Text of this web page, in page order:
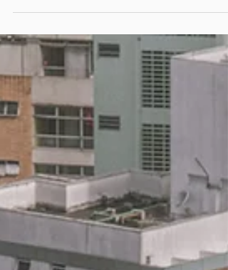
tenha escolhido ir. Também nunca fui fã de
vídeos; detesto TikTok e todos os
de pessoas falando sobre como se faz sei
o quê ou contando qualquer coisa sobre
qualquer assunto que chegam até nós sem
que saibamos o que é. Mas uma boa
conversa — isso é a melhor coisa da vida.
essa reflexão é sobre isso. Qu